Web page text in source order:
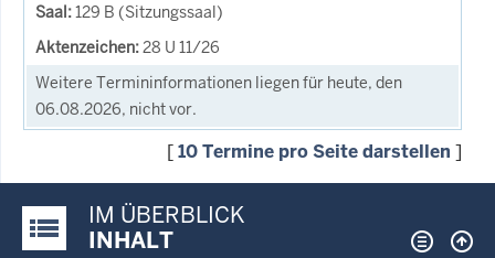
129 B (Sitzungssaal)
28 U 11/26
Weitere Termininformationen liegen für heute, den
06.08.2026, nicht vor.
[10 Termine pro Seite darstellen ]
Justiz-Portal im Überblick:
IM ÜBERBLICK
INHALT